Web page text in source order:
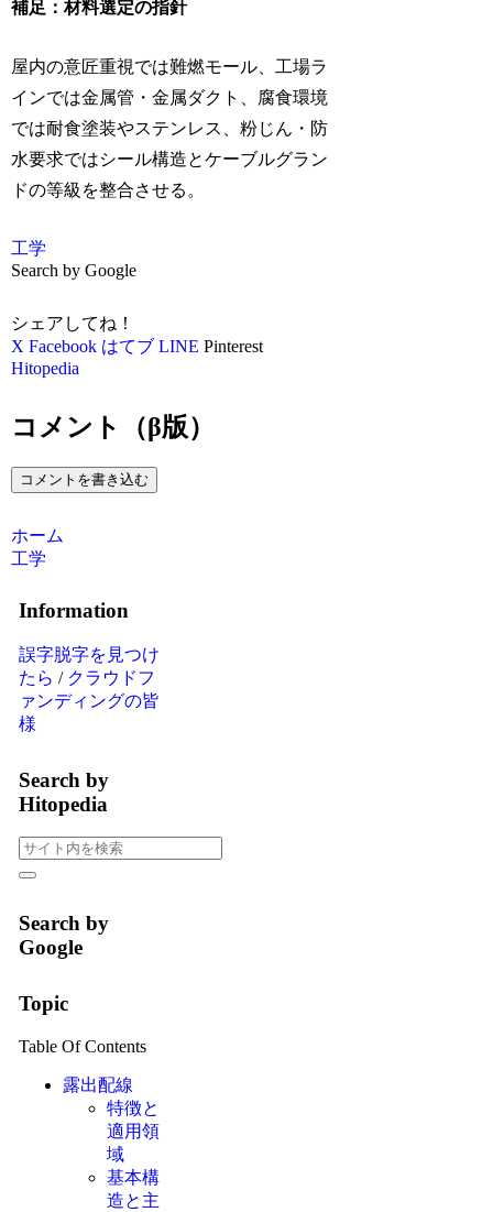
補足：材料選定の指針
屋内の意匠重視では難燃モール、工場ラ
インでは金属管・金属ダクト、腐食環境
では耐食塗装やステンレス、粉じん・防
水要求ではシール構造とケーブルグラン
ドの等級を整合させる。
工学
Search by Google
シェアしてね！
X Facebook はてブ LINE Pinterest
Hitopedia
コメント（β版）
コメントを書き込む
ホーム
工学
Information
誤字脱字を見つけ
たら / クラウドフ
ァンディングの皆
様
Search by
Hitopedia
Search by
Google
Topic
Table Of Contents
露出配線
特徴と
適用領
域
基本構
造と主